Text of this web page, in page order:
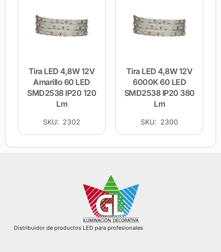
Tira LED 4,8W 12V
Amarillo 60 LED
SMD2538 IP20 120
Lm
SKU: 2302
Tira LED 4,8W 12V
6000K 60 LED
SMD2538 IP20 380
Lm
SKU: 2300
Distribuidor de productos LED para profesionales